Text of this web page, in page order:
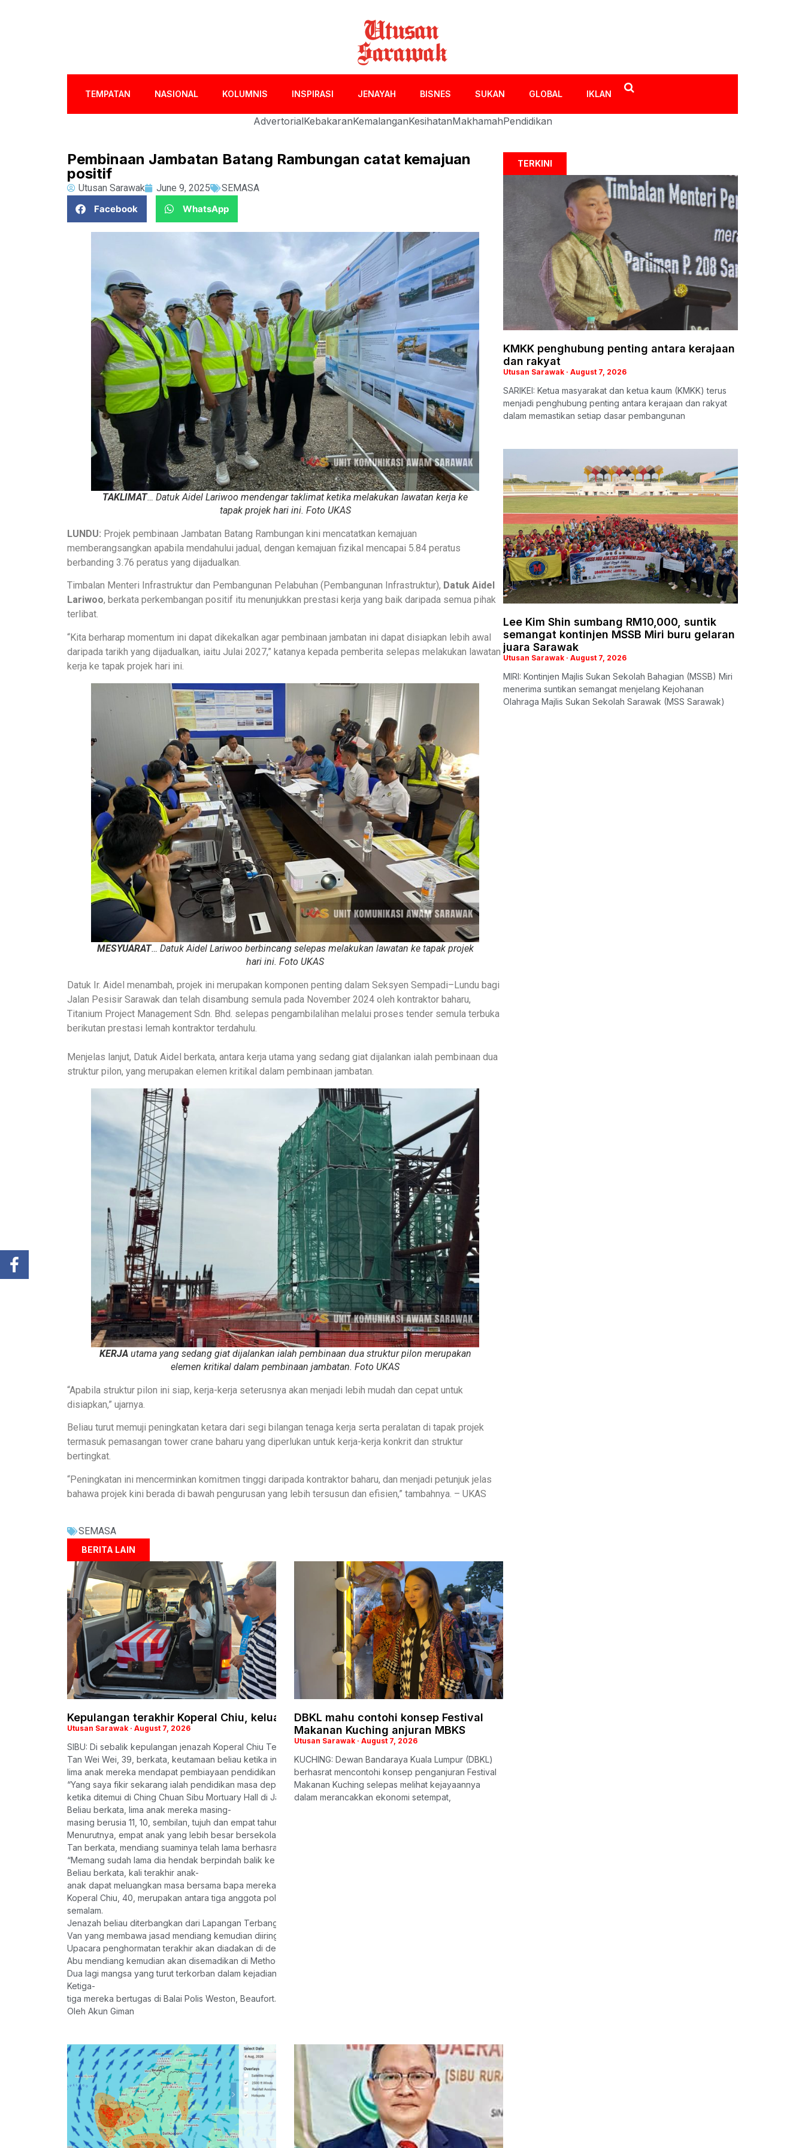
TEMPATAN NASIONAL KOLUMNIS INSPIRASI JENAYAH BISNES SUKAN GLOBAL IKLAN
AdvertorialKebakaranKemalanganKesihatanMakhamahPendidikan
Pembinaan Jambatan Batang Rambungan catat kemajuan
positif
Utusan Sarawak June 9, 2025
SEMASA
Facebook
WhatsApp
TAKLIMAT… Datuk Aidel Lariwoo mendengar taklimat ketika melakukan lawatan kerja ke
tapak projek hari ini. Foto UKAS
LUNDU: Projek pembinaan Jambatan Batang Rambungan kini mencatatkan kemajuan
memberangsangkan apabila mendahului jadual, dengan kemajuan fizikal mencapai 5.84 peratus
berbanding 3.76 peratus yang dijadualkan.
Timbalan Menteri Infrastruktur dan Pembangunan Pelabuhan (Pembangunan Infrastruktur), Datuk Aidel
Lariwoo, berkata perkembangan positif itu menunjukkan prestasi kerja yang baik daripada semua pihak
terlibat.
“Kita berharap momentum ini dapat dikekalkan agar pembinaan jambatan ini dapat disiapkan lebih awal
daripada tarikh yang dijadualkan, iaitu Julai 2027,” katanya kepada pemberita selepas melakukan lawatan
kerja ke tapak projek hari ini.
MESYUARAT… Datuk Aidel Lariwoo berbincang selepas melakukan lawatan ke tapak projek
hari ini. Foto UKAS
Datuk Ir. Aidel menambah, projek ini merupakan komponen penting dalam Seksyen Sempadi–Lundu bagi
Jalan Pesisir Sarawak dan telah disambung semula pada November 2024 oleh kontraktor baharu,
Titanium Project Management Sdn. Bhd. selepas pengambilalihan melalui proses tender semula terbuka
berikutan prestasi lemah kontraktor terdahulu.
Menjelas lanjut, Datuk Aidel berkata, antara kerja utama yang sedang giat dijalankan ialah pembinaan dua
struktur pilon, yang merupakan elemen kritikal dalam pembinaan jambatan.
KERJA utama yang sedang giat dijalankan ialah pembinaan dua struktur pilon merupakan
elemen kritikal dalam pembinaan jambatan. Foto UKAS
“Apabila struktur pilon ini siap, kerja-kerja seterusnya akan menjadi lebih mudah dan cepat untuk
disiapkan,” ujarnya.
Beliau turut memuji peningkatan ketara dari segi bilangan tenaga kerja serta peralatan di tapak projek
termasuk pemasangan tower crane baharu yang diperlukan untuk kerja-kerja konkrit dan struktur
bertingkat.
“Peningkatan ini mencerminkan komitmen tinggi daripada kontraktor baharu, dan menjadi petunjuk jelas
bahawa projek kini berada di bawah pengurusan yang lebih tersusun dan efisien,” tambahnya. – UKAS
SEMASA
BERITA LAIN
Kepulangan terakhir Koperal Chiu, keluarga iringi penghormatan terakhir
Utusan Sarawak August 7, 2026
SIBU: Di sebalik kepulangan jenazah Koperal Chiu Teck Siong ke kampung halamannya hari ini, balu anggota Polis Diraja Malaysia (PDRM) itu hanya mampu memikirkan masa depan
Tan Wei Wei, 39, berkata, keutamaan beliau ketika ini ialah memastikan kelima-
lima anak mereka mendapat pembiayaan pendidikan yang mencukupi memandangkan mereka masih kecil.
“Yang saya fikir sekarang ialah pendidikan masa depan mereka. Mereka semua masih kecil, sedangkan gaji suami bukanlah besar,” ujarnya
ketika ditemui di Ching Chuan Sibu Mortuary Hall di Jalan Bukit Lima di sini, lewat petang tadi.
Beliau berkata, lima anak mereka masing-
masing berusia 11, 10, sembilan, tujuh dan empat tahun.
Menurutnya, empat anak yang lebih besar bersekolah di SJK(C) Tung Hua, Sibu, manakala anak bongsu mengikuti pendidikan prasekolah di Tadika Sing Antong.
Tan berkata, mendiang suaminya telah lama berhasrat untuk dipindahkan semula bertugas ke Sibu supaya dapat tinggal bersama keluarga, namun hasrat itu tidak kesampaian.
“Memang sudah lama dia hendak berpindah balik ke sini, tetapi belum berjaya,” katanya.
Beliau berkata, kali terakhir anak-
anak dapat meluangkan masa bersama bapa mereka ialah ketika sambutan Tahun Baharu Cina lalu.
Koperal Chiu, 40, merupakan antara tiga anggota polis yang maut selepas dipercayai terkena renjatan elektrik ketika menggunakan galah logam untuk mengambil kelapa di luar Balai
semalam.
Jenazah beliau diterbangkan dari Lapangan Terbang Pasukan Gerakan Udara (PGU) Polis Diraja Malaysia (PDRM) Kota Kinabalu dan tiba di Lapangan Terbang Sibu pada 5.50 petang.
Van yang membawa jasad mendiang kemudian diiringi kenderaan polis serta ahli keluarga ke Ching Chuan Sibu Mortuary Hall di Jalan Bukit Lima.
Upacara penghormatan terakhir akan diadakan di dewan berkenaan pada 7.30 pagi esok sebelum mendiang dibawa ke Nirvana Memorial Park untuk upacara pembakaran.
Abu mendiang kemudian akan disemadikan di Methodist Grace Memorial Park di Jalan Kemuyang.
Dua lagi mangsa yang turut terkorban dalam kejadian itu ialah Lans Koperal Mohamad Nur Hafiz Ibrahim, 29, dan Lans Koperal Muhammad Raimi Ismarubee, 26.
Ketiga-
tiga mereka bertugas di Balai Polis Weston, Beaufort.
Oleh Akun Giman
DBKL mahu contohi konsep Festival
Makanan Kuching anjuran MBKS
Utusan Sarawak August 7, 2026
KUCHING: Dewan Bandaraya Kuala Lumpur (DBKL)
berhasrat mencontohi konsep penganjuran Festival
Makanan Kuching selepas melihat kejayaannya
dalam merancakkan ekonomi setempat,
TERKINI
KMKK penghubung penting antara kerajaan
dan rakyat
Utusan Sarawak August 7, 2026
SARIKEI: Ketua masyarakat dan ketua kaum (KMKK) terus
menjadi penghubung penting antara kerajaan dan rakyat
dalam memastikan setiap dasar pembangunan
Lee Kim Shin sumbang RM10,000, suntik
semangat kontinjen MSSB Miri buru gelaran
juara Sarawak
Utusan Sarawak August 7, 2026
MIRI: Kontinjen Majlis Sukan Sekolah Bahagian (MSSB) Miri
menerima suntikan semangat menjelang Kejohanan
Olahraga Majlis Sukan Sekolah Sarawak (MSS Sarawak)